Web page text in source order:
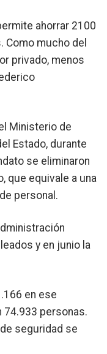
ahorrar 2100
mucho del
privado, menos
Ministerio de
Estado, durante
se eliminaron
que equivale a una
personal.
y en junio la
en ese
74.933 personas.
seguridad se